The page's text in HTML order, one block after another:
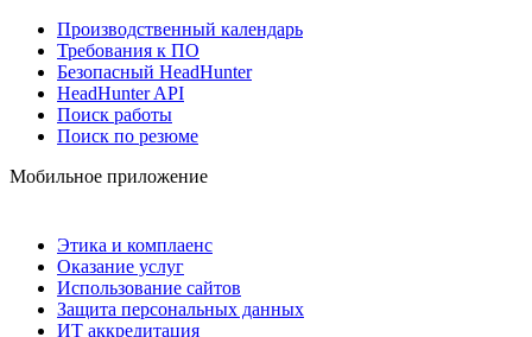
Производственный календарь
Требования к ПО
Безопасный HeadHunter
HeadHunter API
Поиск работы
Поиск по резюме
Мобильное приложение
Этика и комплаенс
Оказание услуг
Использование сайтов
Защита персональных данных
ИТ аккредитация